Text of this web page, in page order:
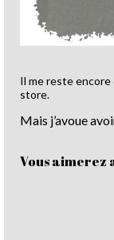
Il me reste encore
store.
Mais j’avoue
Vous aimerez